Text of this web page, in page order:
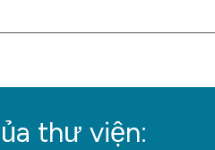
thư viện: